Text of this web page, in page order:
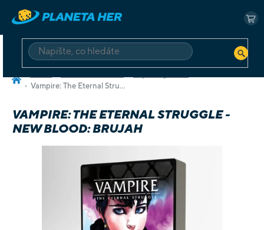
obsah
HLEDAT
Vampire: The Eternal Struggle - New Blood: Brujah
VAMPIRE: THE ETERNAL STRUGGLE -
NEW BLOOD: BRUJAH